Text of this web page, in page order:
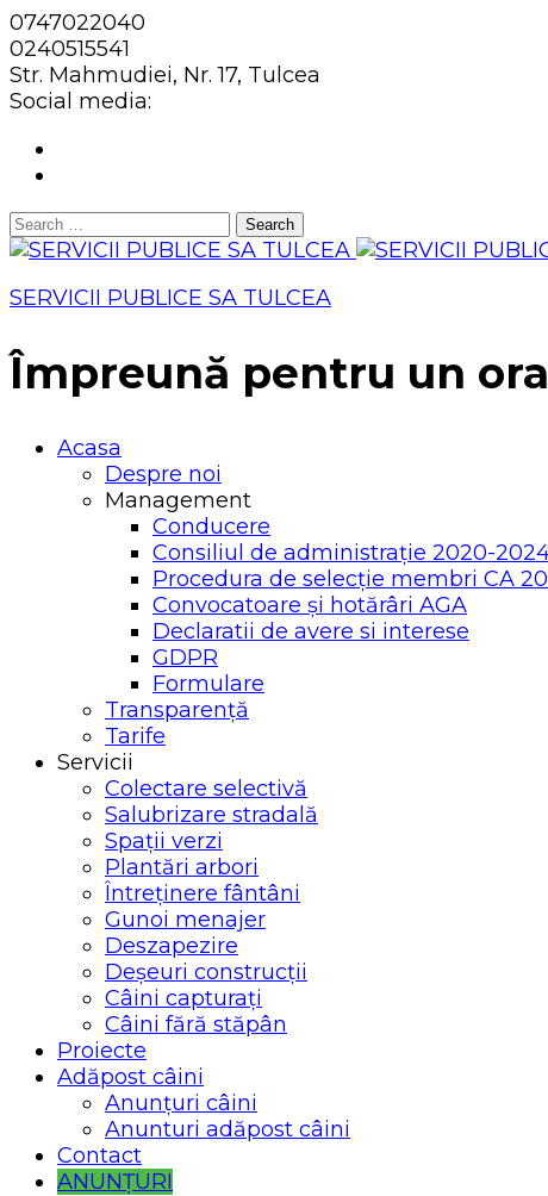
0747022040
0240515541
Str. Mahmudiei, Nr. 17, Tulcea
Social media:
Search
for:
SERVICII PUBLICE SA TULCEA
Împreună pentru un
Acasa
Despre noi
Management
Conducere
Consiliul de administrație 2020-
Procedura de selecție membri CA
Convocatoare și hotărâri AGA
Declaratii de avere si interese
GDPR
Formulare
Transparență
Tarife
Servicii
Colectare selectivă
Salubrizare stradală
Spații verzi
Plantări arbori
Întreținere fântâni
Gunoi menajer
Deszapezire
Deșeuri construcții
Câini capturați
Câini fără stăpân
Proiecte
Adăpost câini
Anunțuri câini
Anunturi adăpost câini
Contact
ANUNȚURI